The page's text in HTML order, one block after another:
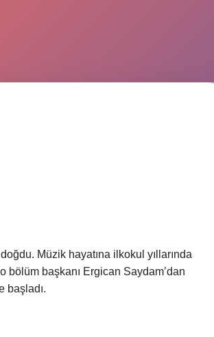
Müzik hayatına ilkokul yıllarında
bölüm başkanı Ergican Saydam’dan
başladı.